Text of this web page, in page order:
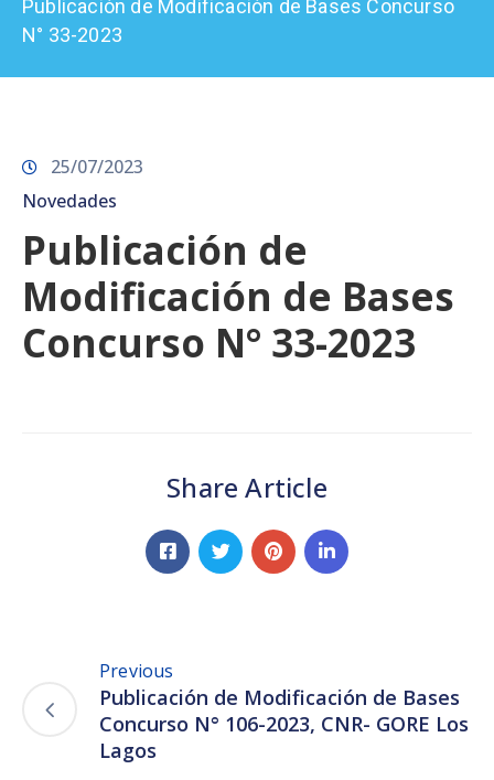
Prensa
Publicación de Modificación de Bases Concurso
N° 33-2023
25/07/2023
Novedades
Publicación de
Modificación de Bases
Concurso N° 33-2023
Share Article
Previous
Publicación de Modificación de Bases
Concurso N° 106-2023, CNR- GORE Los
Lagos